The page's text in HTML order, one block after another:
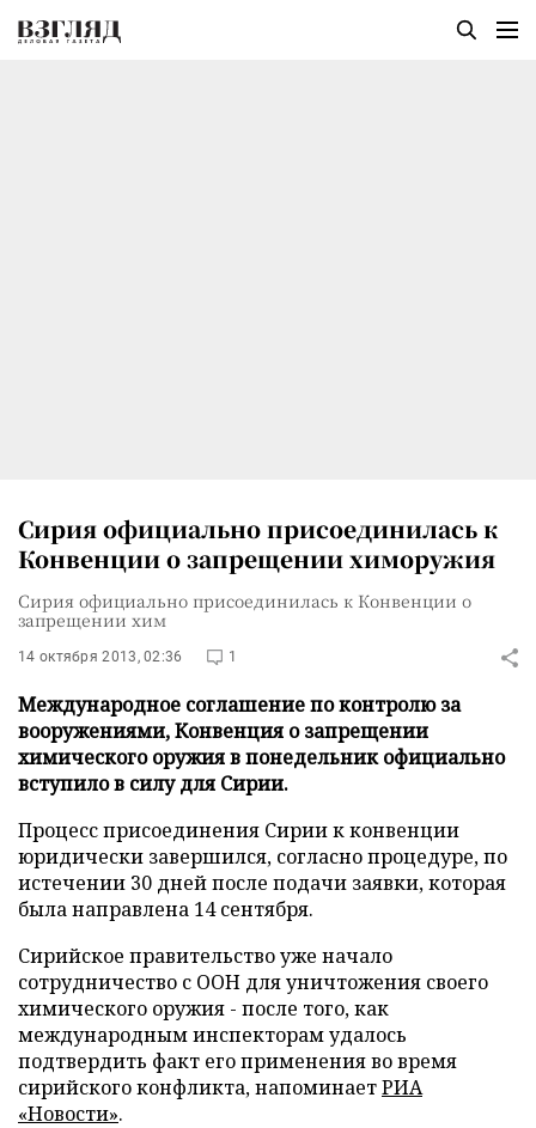
Сирия официально присоединилась к
Конвенции о запрещении химоружия
Сирия официально присоединилась к Конвенции о
запрещении хим
14 октября 2013, 02:36 1
Международное соглашение по контролю за
вооружениями, Конвенция о запрещении
химического оружия в понедельник официально
вступило в силу для Сирии.
Процесс присоединения Сирии к конвенции
юридически завершился, согласно процедуре, по
истечении 30 дней после подачи заявки, которая
была направлена 14 сентября.
Сирийское правительство уже начало
сотрудничество с ООН для уничтожения своего
химического оружия - после того, как
международным инспекторам удалось
подтвердить факт его применения во время
сирийского конфликта, напоминаетРИА
«Новости».